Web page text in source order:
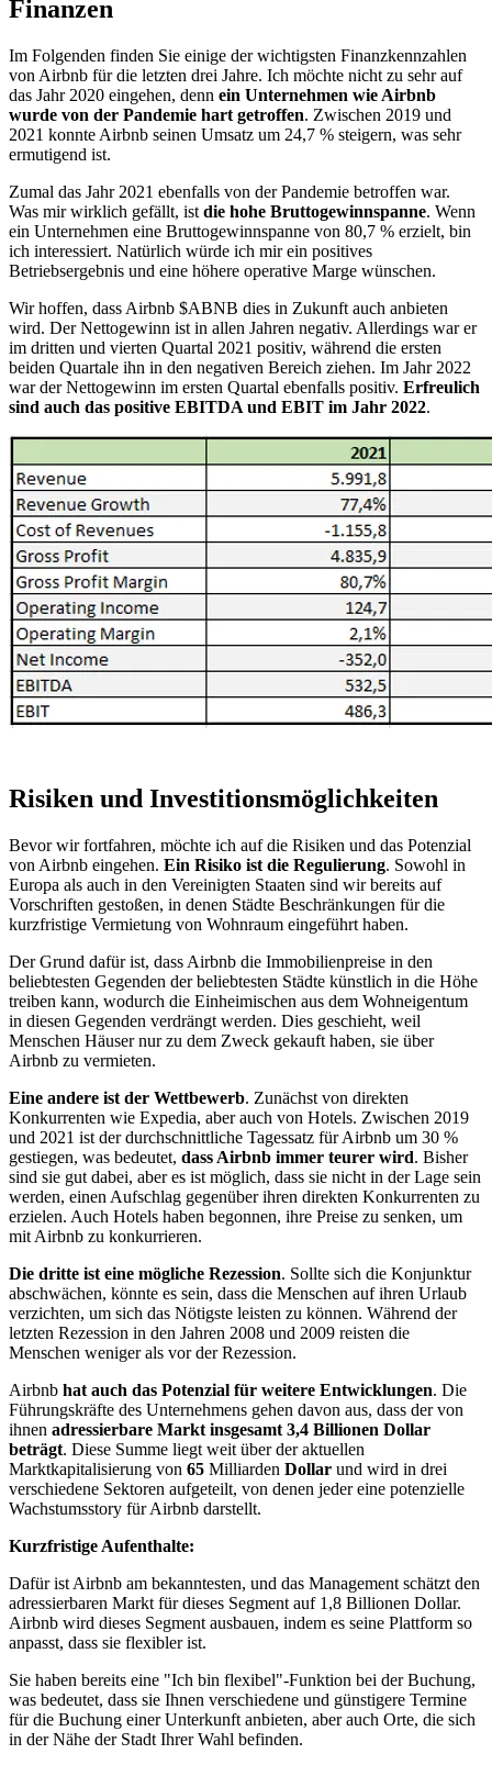
Finanzen
Im Folgenden finden Sie einige der wichtigsten Finanzkennzahlen
von Airbnb für die letzten drei Jahre. Ich möchte nicht zu sehr auf
das Jahr 2020 eingehen, denn ein Unternehmen wie Airbnb
wurde von der Pandemie hart getroffen. Zwischen 2019 und
2021 konnte Airbnb seinen Umsatz um 24,7 % steigern, was sehr
ermutigend ist.
Zumal das Jahr 2021 ebenfalls von der Pandemie betroffen war.
Was mir wirklich gefällt, ist die hohe Bruttogewinnspanne. Wenn
ein Unternehmen eine Bruttogewinnspanne von 80,7 % erzielt, bin
ich interessiert. Natürlich würde ich mir ein positives
Betriebsergebnis und eine höhere operative Marge wünschen.
Wir hoffen, dass Airbnb $ABNB dies in Zukunft auch anbieten
wird. Der Nettogewinn ist in allen Jahren negativ. Allerdings war er
im dritten und vierten Quartal 2021 positiv, während die ersten
beiden Quartale ihn in den negativen Bereich ziehen. Im Jahr 2022
war der Nettogewinn im ersten Quartal ebenfalls positiv. Erfreulich
sind auch das positive EBITDA und EBIT im Jahr 2022.
Risiken und Investitionsmöglichkeiten
Bevor wir fortfahren, möchte ich auf die Risiken und das Potenzial
von Airbnb eingehen. Ein Risiko ist die Regulierung. Sowohl in
Europa als auch in den Vereinigten Staaten sind wir bereits auf
Vorschriften gestoßen, in denen Städte Beschränkungen für die
kurzfristige Vermietung von Wohnraum eingeführt haben.
Der Grund dafür ist, dass Airbnb die Immobilienpreise in den
beliebtesten Gegenden der beliebtesten Städte künstlich in die Höhe
treiben kann, wodurch die Einheimischen aus dem Wohneigentum
in diesen Gegenden verdrängt werden. Dies geschieht, weil
Menschen Häuser nur zu dem Zweck gekauft haben, sie über
Airbnb zu vermieten.
Eine andere ist der Wettbewerb. Zunächst von direkten
Konkurrenten wie Expedia, aber auch von Hotels. Zwischen 2019
und 2021 ist der durchschnittliche Tagessatz für Airbnb um 30 %
gestiegen, was bedeutet, dass Airbnb immer teurer wird. Bisher
sind sie gut dabei, aber es ist möglich, dass sie nicht in der Lage sein
werden, einen Aufschlag gegenüber ihren direkten Konkurrenten zu
erzielen. Auch Hotels haben begonnen, ihre Preise zu senken, um
mit Airbnb zu konkurrieren.
Die dritte ist eine mögliche Rezession. Sollte sich die Konjunktur
abschwächen, könnte es sein, dass die Menschen auf ihren Urlaub
verzichten, um sich das Nötigste leisten zu können. Während der
letzten Rezession in den Jahren 2008 und 2009 reisten die
Menschen weniger als vor der Rezession.
Airbnb hat auch das Potenzial für weitere Entwicklungen. Die
Führungskräfte des Unternehmens gehen davon aus, dass der von
ihnen adressierbare Markt insgesamt 3,4 Billionen Dollar
beträgt. Diese Summe liegt weit über der aktuellen
Marktkapitalisierung von 65 Milliarden Dollar und wird in drei
verschiedene Sektoren aufgeteilt, von denen jeder eine potenzielle
Wachstumsstory für Airbnb darstellt.
Kurzfristige Aufenthalte:
Dafür ist Airbnb am bekanntesten, und das Management schätzt den
adressierbaren Markt für dieses Segment auf 1,8 Billionen Dollar.
Airbnb wird dieses Segment ausbauen, indem es seine Plattform so
anpasst, dass sie flexibler ist.
Sie haben bereits eine "Ich bin flexibel"-Funktion bei der Buchung,
was bedeutet, dass sie Ihnen verschiedene und günstigere Termine
für die Buchung einer Unterkunft anbieten, aber auch Orte, die sich
in der Nähe der Stadt Ihrer Wahl befinden.